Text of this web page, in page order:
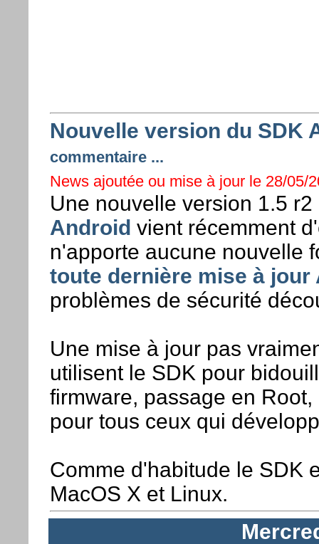
Nouvelle version du SDK
commentaire ...
News ajoutée ou mise à jour le 28/05/
Une nouvelle version 1.5
Android vient récemment
n'apporte aucune nouvelle
toute dernière mise à jour
problèmes de sécurité
Une mise à jour pas
utilisent le SDK pour
firmware, passage en
pour tous ceux qui
Comme d'habitude le SDK
MacOS X et Linux.